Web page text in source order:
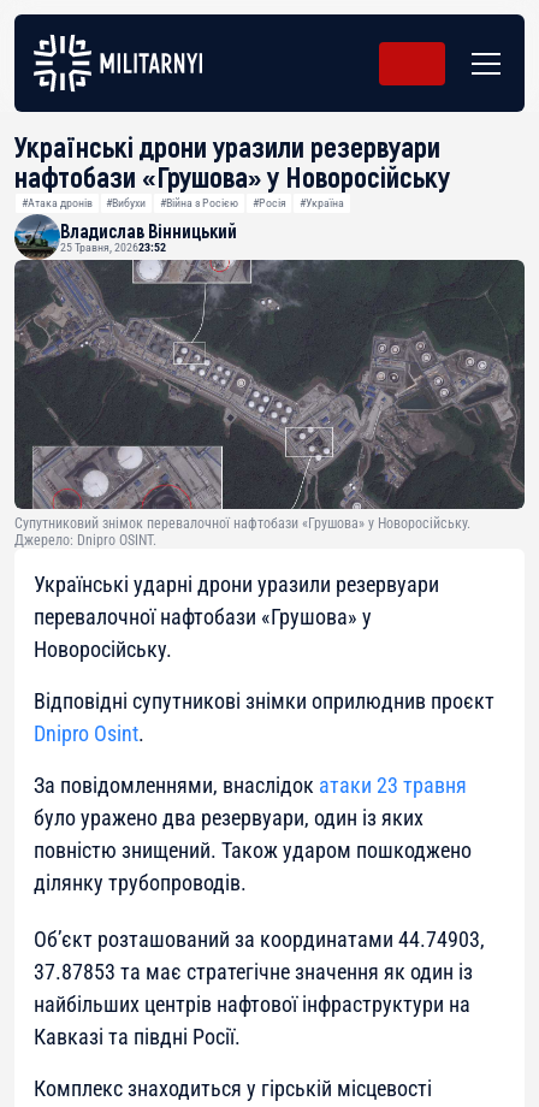
Українські дрони уразили резервуари
нафтобази «Грушова» у Новоросійську
#Атака дронів #Вибухи #Війна з Росією #Росія #Україна
Владислав Вінницький
25 Травня, 202623:52
Супутниковий знімок перевалочної нафтобази «Грушова» у Новоросійську.
Джерело: Dnipro OSINT.
Українські ударні дрони уразили резервуари
перевалочної нафтобази «Грушова» у
Новоросійську.
Відповідні супутникові знімки оприлюднив проєкт
Dnipro Osint.
За повідомленнями, внаслідок атаки 23 травня
було уражено два резервуари, один із яких
повністю знищений. Також ударом пошкоджено
ділянку трубопроводів.
Об’єкт розташований за координатами 44.74903,
37.87853 та має стратегічне значення як один із
найбільших центрів нафтової інфраструктури на
Кавказі та півдні Росії.
Комплекс знаходиться у гірській місцевості